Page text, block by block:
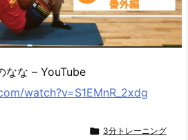
なな – YouTube
watch?v=S1EMnR_2xdg
 3分トレーニング